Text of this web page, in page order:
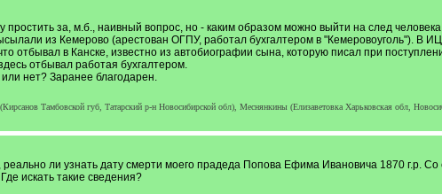
за, м.б., наивный вопрос, но - каким образом можно выйти на след
из Кемерово (арестован ОГПУ, работал бухгалтером в "Кемеровоуголь"). В
отбывал в Канске, известно из автобиографии сына, которую писал при
отбывал работая бухгалтером.
нет? Заранее благодарен.
Тамбовской губ, Татарский р-н Новосибирской обл), Меснянкины (Елизаветовка Харьковская обл,
ли узнать дату смерти моего прадеда Попова Ефима Ивановича 1870 г.р.
искать такие сведения?